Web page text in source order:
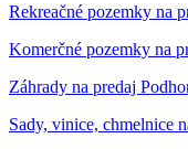
Rekreačné pozemky na
Komerčné pozemky na
Záhrady na predaj
Sady, vinice, chmelnice